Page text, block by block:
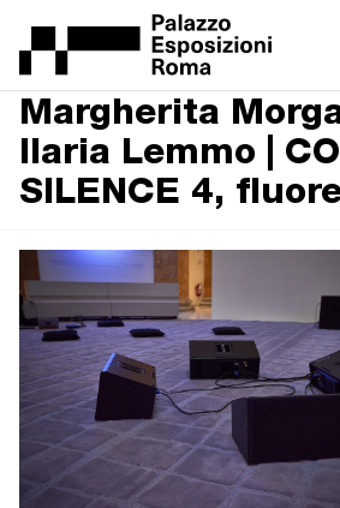
Margherita
Ilaria Lemmo |
SILENCE 4,